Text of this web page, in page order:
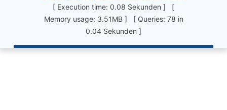
[ Execution time: 0.08 Sekunden ] [
Memory usage: 3.51MB ] [ Queries: 78 in
0.04 Sekunden ]